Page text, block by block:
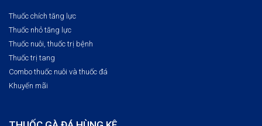
Thuốc chích tăng lực
Thuốc nhỏ tăng lực
Thuốc nuôi, thuốc trị bệnh​
Thuốc trị tang
Combo thuốc nuôi và thuốc đá
Khuyến mãi